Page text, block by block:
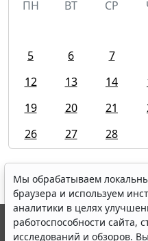
ПН
ВТ СР
5
6 7
12
13 14
19
20 21
26
27 28
Мы обрабатываем
браузера и используем
аналитики в целях
работоспособности сайта,
исследований и обзоров.
© ООО "НПП "ГАРАНТ-